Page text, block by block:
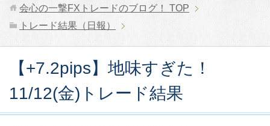
会心の一撃FXトレードのブログ！
TOP
トレード結果（日報）
【+7.2pips】地味すぎた！
11/12(金)トレード結果